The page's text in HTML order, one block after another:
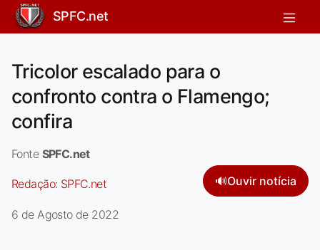
SPFC.net
Tricolor escalado para o
confronto contra o Flamengo;
confira
Fonte SPFC.net
Redação: SPFC.net 🔊Ouvir notícia
6 de Agosto de 2022